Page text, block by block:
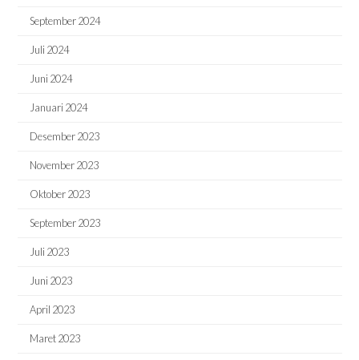
September 2024
Juli 2024
Juni 2024
Januari 2024
Desember 2023
November 2023
Oktober 2023
September 2023
Juli 2023
Juni 2023
April 2023
Maret 2023